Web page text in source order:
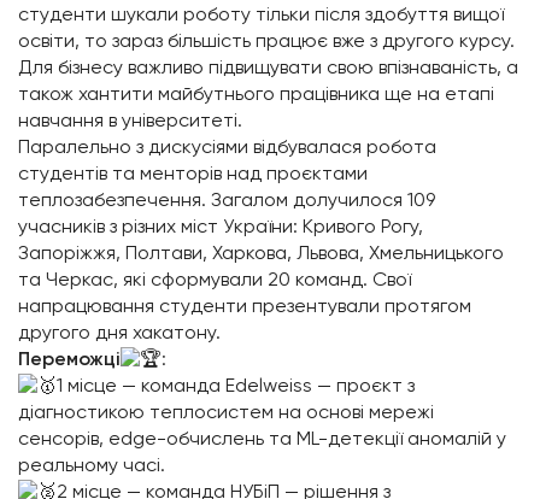
студенти шукали роботу тільки після здобуття вищої
освіти, то зараз більшість працює вже з другого курсу.
Для бізнесу важливо підвищувати свою впізнаваність, а
також хантити майбутнього працівника ще на етапі
навчання в університеті.
Паралельно з дискусіями відбувалася робота
студентів та менторів над проєктами
теплозабезпечення. Загалом долучилося 109
учасників з різних міст України: Кривого Рогу,
Запоріжжя, Полтави, Харкова, Львова, Хмельницького
та Черкас, які сформували 20 команд. Свої
напрацювання студенти презентували протягом
другого дня хакатону.
Переможці
:
1 місце — команда Edelweiss — проєкт з
діагностикою теплосистем на основі мережі
сенсорів, edge-обчислень та ML-детекції аномалій у
реальному часі.
2 місце — команда НУБіП — рішення з